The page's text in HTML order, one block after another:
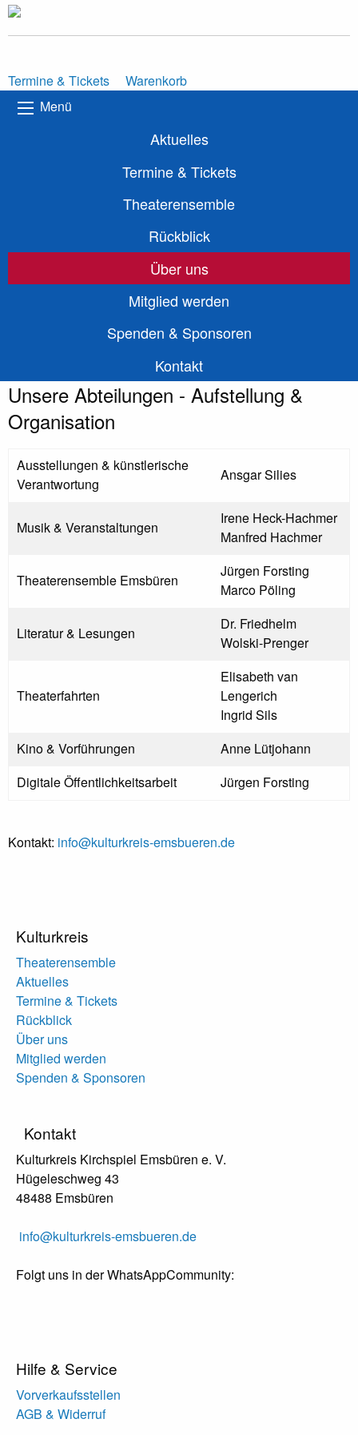
Termine & Tickets
Warenkorb
Menü
Aktuelles
Termine & Tickets
Theaterensemble
Rückblick
Über uns
Mitglied werden
Spenden & Sponsoren
Kontakt
Unsere Abteilungen - Aufstellung &
Organisation
Ausstellungen & künstlerische
Verantwortung
Ansgar Silies
Musik & Veranstaltungen
Irene Heck-Hachmer
Manfred Hachmer
Theaterensemble Emsbüren
Jürgen Forsting
Marco Pöling
Literatur & Lesungen
Dr. Friedhelm
Wolski-Prenger
Theaterfahrten
Elisabeth van
Lengerich
Ingrid Sils
Kino & Vorführungen
Anne Lütjohann
Digitale Öffentlichkeitsarbeit
Jürgen Forsting
Kontakt: info@kulturkreis-emsbueren.de
Kulturkreis
Theaterensemble
Aktuelles
Termine & Tickets
Rückblick
Über uns
Mitglied werden
Spenden & Sponsoren
Kontakt
Kulturkreis Kirchspiel Emsbüren e. V.
Hügeleschweg 43
48488 Emsbüren
info@kulturkreis-emsbueren.de
Folgt uns in der WhatsAppCommunity:
Hilfe & Service
Vorverkaufsstellen
AGB & Widerruf